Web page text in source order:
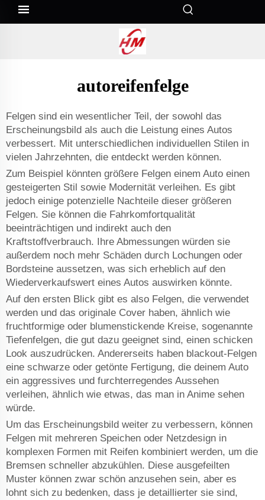
autoreifenfelge
Felgen sind ein wesentlicher Teil, der sowohl das
Erscheinungsbild als auch die Leistung eines Autos
verbessert. Mit unterschiedlichen individuellen Stilen in
vielen Jahrzehnten, die entdeckt werden können.
Zum Beispiel könnten größere Felgen einem Auto einen
gesteigerten Stil sowie Modernität verleihen. Es gibt
jedoch einige potenzielle Nachteile dieser größeren
Felgen. Sie können die Fahrkomfortqualität
beeinträchtigen und indirekt auch den
Kraftstoffverbrauch. Ihre Abmessungen würden sie
außerdem noch mehr Schäden durch Lochungen oder
Bordsteine aussetzen, was sich erheblich auf den
Wiederverkaufswert eines Autos auswirken könnte.
Auf den ersten Blick gibt es also Felgen, die verwendet
werden und das originale Cover haben, ähnlich wie
fruchtformige oder blumenstickende Kreise, sogenannte
Tiefenfelgen, die gut dazu geeignet sind, einen schicken
Look auszudrücken. Andererseits haben blackout-Felgen
eine schwarze oder getönte Fertigung, die deinem Auto
ein aggressives und furchterregendes Aussehen
verleihen, ähnlich wie etwas, das man in Anime sehen
würde.
Um das Erscheinungsbild weiter zu verbessern, können
Felgen mit mehreren Speichen oder Netzdesign in
komplexen Formen mit Reifen kombiniert werden, um die
Bremsen schneller abzukühlen. Diese ausgefeilten
Muster können zwar schön anzusehen sein, aber es
lohnt sich zu bedenken, dass je detaillierter sie sind,